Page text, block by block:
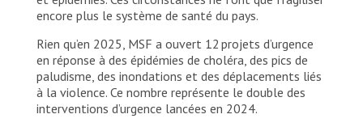
encore plus le système de santé du pays.
Rien qu’en 2025, MSF a ouvert 12 projets d’urgence
en réponse à des épidémies de choléra, des pics de
paludisme, des inondations et des déplacements liés
à la violence. Ce nombre représente le double des
interventions d’urgence lancées en 2024.